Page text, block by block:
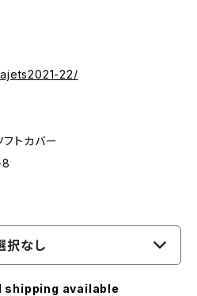
22/
トカバー
択なし
available